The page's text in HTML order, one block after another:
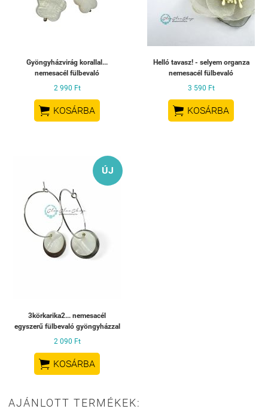
Gyöngyházvirág korallal...
nemesacél fülbevaló
2 990 Ft
 KOSÁRBA
Helló tavasz! - selyem organza
nemesacél fülbevaló
3 590 Ft
 KOSÁRBA
ÚJ
3körkarika2... nemesacél
egyszerű fülbevaló gyöngyházzal
2 090 Ft
 KOSÁRBA
AJÁNLOTT TERMÉKEK: